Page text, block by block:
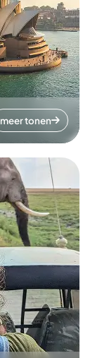
meer tonen